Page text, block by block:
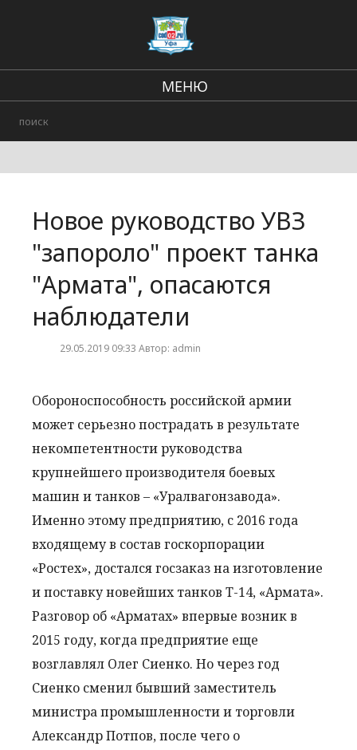
МЕНЮ
Городские события
Новое руководство УВЗ
"запороло" проект танка
"Армата", опасаются
наблюдатели
29.05.2019 09:33 Автор: admin
Обороноспособность российской армии
может серьезно пострадать в результате
некомпетентности руководства
крупнейшего производителя боевых
машин и танков – «Уралвагонзавода».
Именно этому предприятию, с 2016 года
входящему в состав госкорпорации
«Ростех», достался госзаказ на изготовление
и поставку новейших танков Т-14, «Армата».
Разговор об «Арматах» впервые возник в
2015 году, когда предприятие еще
возглавлял Олег Сиенко. Но через год
Сиенко сменил бывший заместитель
министра промышленности и торговли
Александр Потпов, после чего о